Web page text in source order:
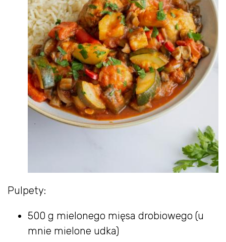
Pulpety:
500 g mielonego mięsa drobiowego (u
mnie mielone udka)